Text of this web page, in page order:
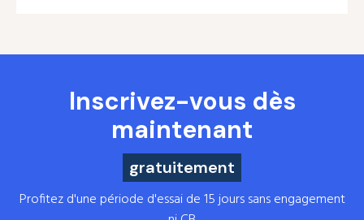
Inscrivez-vous dès
maintenant
gratuitement
Profitez d'une période d'essai de 15 jours sans engagement